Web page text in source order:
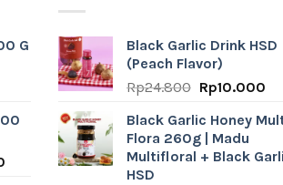
G
Current
Black Garlic Drink HSD
(Peach Flavor)
Rp24.800 Original
was:
Rp24.800.
Rp10.000
is:
Black Garlic Honey
Flora 260g | Madu
Multifloral + Black
HSD